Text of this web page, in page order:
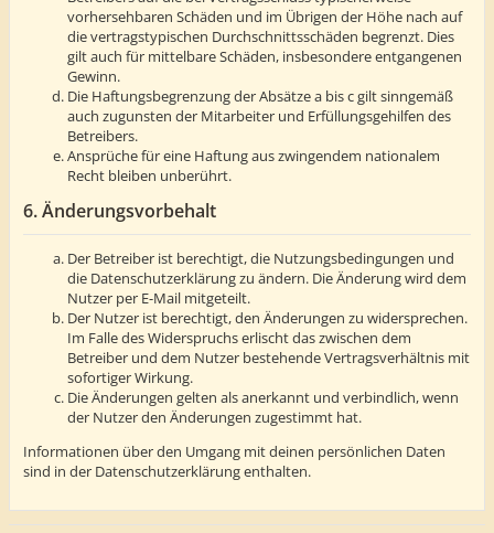
vorhersehbaren Schäden und im Übrigen der Höhe nach auf
die vertragstypischen Durchschnittsschäden begrenzt. Dies
gilt auch für mittelbare Schäden, insbesondere entgangenen
Gewinn.
Die Haftungsbegrenzung der Absätze a bis c gilt sinngemäß
auch zugunsten der Mitarbeiter und Erfüllungsgehilfen des
Betreibers.
Ansprüche für eine Haftung aus zwingendem nationalem
Recht bleiben unberührt.
6. Änderungsvorbehalt
Der Betreiber ist berechtigt, die Nutzungsbedingungen und
die Datenschutzerklärung zu ändern. Die Änderung wird dem
Nutzer per E-Mail mitgeteilt.
Der Nutzer ist berechtigt, den Änderungen zu widersprechen.
Im Falle des Widerspruchs erlischt das zwischen dem
Betreiber und dem Nutzer bestehende Vertragsverhältnis mit
sofortiger Wirkung.
Die Änderungen gelten als anerkannt und verbindlich, wenn
der Nutzer den Änderungen zugestimmt hat.
Informationen über den Umgang mit deinen persönlichen Daten
sind in der Datenschutzerklärung enthalten.